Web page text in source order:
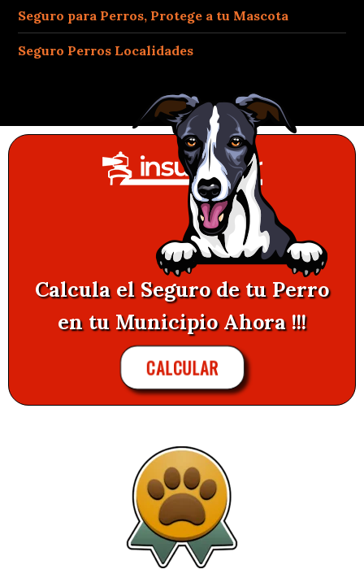
Seguro para Perros, Protege a tu Mascota
Seguro Perros Localidades
Calcula el Seguro de tu Perro
en tu Municipio Ahora !!!
CALCULAR